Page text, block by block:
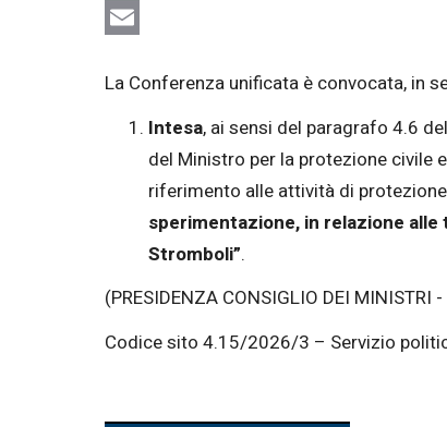
WhatsApp
La Conferenza unificata è convocata, in
Intesa, ai sensi del paragrafo 4.6
del Ministro per la protezione civile
riferimento alle attività di protezione
sperimentazione, in relazione
Stromboli”.
(PRESIDENZA CONSIGLIO DEI MINISTRI
Codice sito 4.15/2026/3 – Servizio